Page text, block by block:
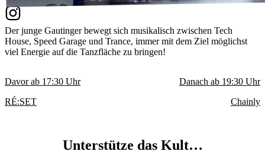
Der junge Gautinger bewegt sich musikalisch zwischen Tech
House, Speed Garage und Trance, immer mit dem Ziel möglichst
viel Energie auf die Tanzfläche zu bringen!
Davor ab 17:30 Uhr
RÉ:SET
Danach ab 19:30 Uhr
Chainly
Unterstütze das Kult…